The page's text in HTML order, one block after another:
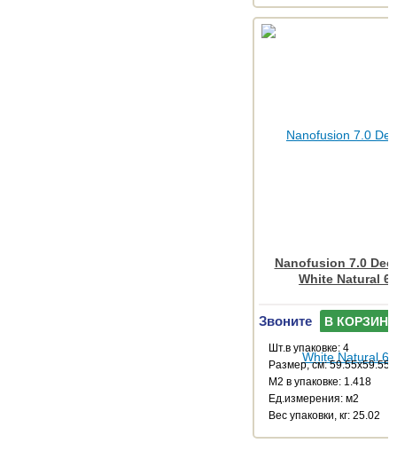
Nanofusion 7.0
White Natural
Звоните В КОРЗИНУ
Шт.в упаковке: 4
Размер, см: 59.55x59.55
М2 в упаковке: 1.418
Ед.измерения: м2
Веc упаковки, кг: 25.02